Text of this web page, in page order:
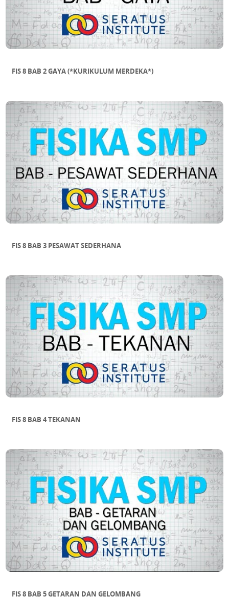
FIS 8 BAB 2 GAYA (*KURIKULUM MERDEKA*)
FIS 8 BAB 3 PESAWAT SEDERHANA
FIS 8 BAB 4 TEKANAN
FIS 8 BAB 5 GETARAN DAN GELOMBANG